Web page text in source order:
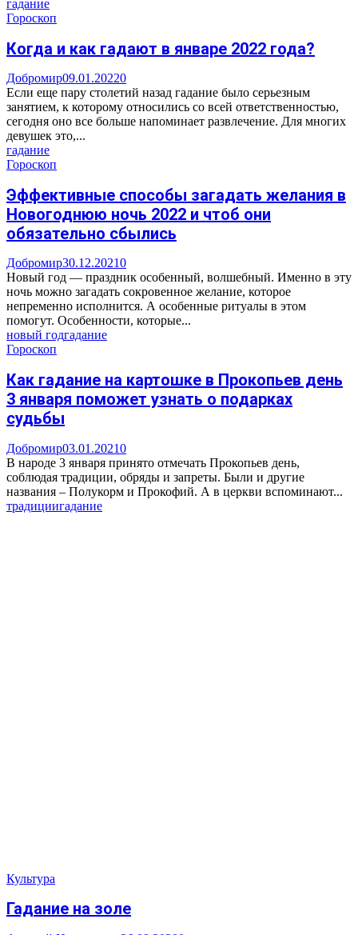
гадание
Гороскоп
Когда и как гадают в январе 2022 года?
Добромир09.01.20220
Если еще пару столетий назад гадание было серьезным
занятием, к которому относились со всей ответственностью,
сегодня оно все больше напоминает развлечение. Для многих
девушек это,...
гадание
Гороскоп
Эффективные способы загадать желания в
Новогоднюю ночь 2022 и чтоб они
обязательно сбылись
Добромир30.12.20210
Новый год — праздник особенный, волшебный. Именно в эту
ночь можно загадать сокровенное желание, которое
непременно исполнится. А особенные ритуалы в этом
помогут. Особенности, которые...
новый годгадание
Гороскоп
Как гадание на картошке в Прокопьев день
3 января поможет узнать о подарках
судьбы
Добромир03.01.20210
В народе 3 января принято отмечать Прокопьев день,
соблюдая традиции, обряды и запреты. Были и другие
названия – Полукорм и Прокофий. А в церкви вспоминают...
традициигадание
Культура
Гадание на золе